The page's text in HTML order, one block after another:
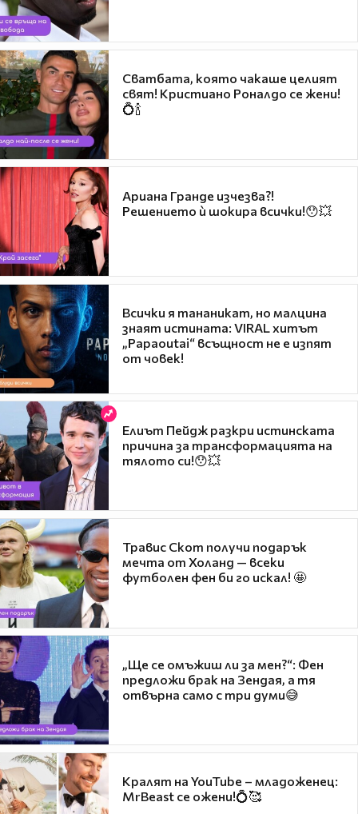
Сватбата, която чакаше целият
свят! Кристиано Роналдо се жени!
💍🍾
Ариана Гранде изчезва?!
Решението ѝ шокира всички!😯💥
Всички я тананикат, но малцина
знаят истината: VIRAL хитът
„Papaoutai“ всъщност не е изпят
от човек!
Елиът Пейдж разкри истинската
причина за трансформацията на
тялото си!😯💥
Травис Скот получи подарък
мечта от Холанд — всеки
футболен фен би го искал! 🤩
„Ще се омъжиш ли за мен?“: Фен
предложи брак на Зендая, а тя
отвърна само с три думи😅
Кралят на YouTube – младоженец:
MrBeast се ожени!💍🥰